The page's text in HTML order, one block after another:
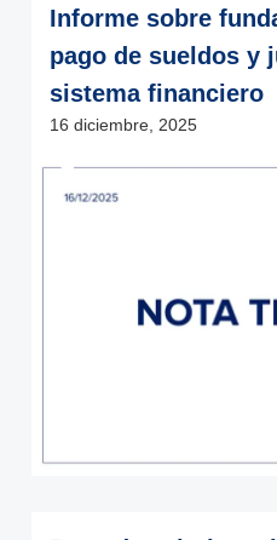
Informe sobre
pago de sueldos y
sistema financiero
16 diciembre, 2025